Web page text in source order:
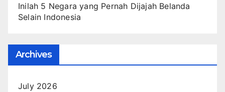
Inilah 5 Negara yang Pernah Dijajah Belanda
Selain Indonesia
Archives
July 2026